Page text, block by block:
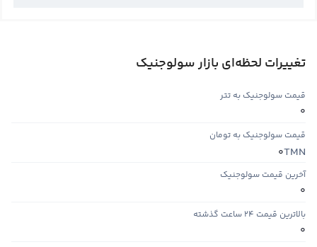
تغییرات لحظه‌ای بازار سولوجنیک
قیمت سولوجنیک به تتر
0
قیمت سولوجنیک به تومان
TMN
0
آخرین قیمت سولوجنیک
0
بالاترین قیمت ۲۴ ساعت گذشته
0